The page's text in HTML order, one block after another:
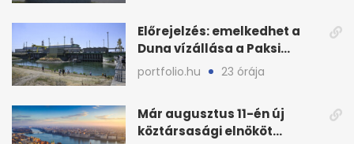
Előrejelzés: emelkedhet a
Duna vízállása a Paksi
Atomerőműnél
portfolio.hu 23 órája
Már augusztus 11-én új
köztársasági elnököt